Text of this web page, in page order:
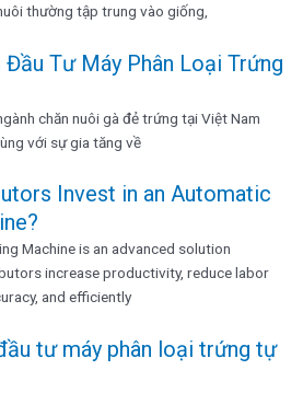
thường tập trung vào giống,
Tư Máy Phân Loại Trứng
chăn nuôi gà đẻ trứng tại Việt Nam
với sự gia tăng về
Invest in an Automatic
Machine is an advanced solution
increase productivity, reduce labor
and efficiently
tư máy phân loại trứng tự